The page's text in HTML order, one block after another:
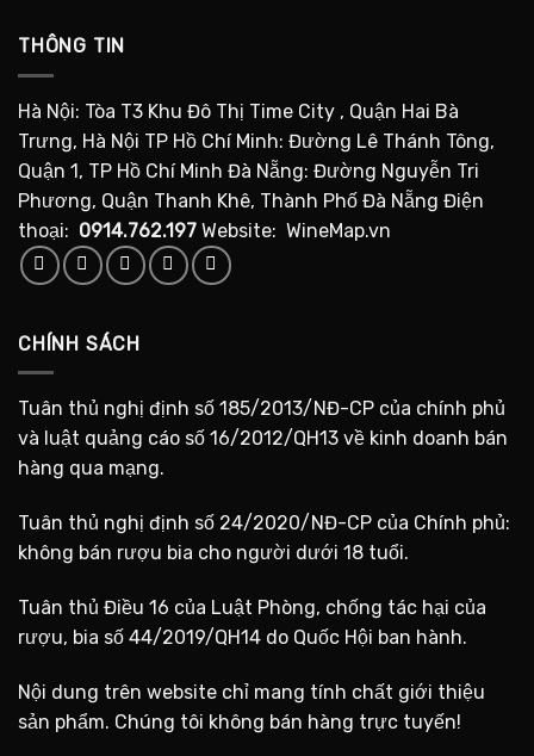
THÔNG TIN
Hà Nội: Tòa T3 Khu Đô Thị Time City , Quận Hai Bà
Trưng, Hà Nội TP Hồ Chí Minh: Đường Lê Thánh Tông,
Quận 1, TP Hồ Chí Minh Đà Nẵng: Đường Nguyễn Tri
Phương, Quận Thanh Khê, Thành Phố Đà Nẵng Điện
thoại: 0914.762.197 Website: WineMap.vn
CHÍNH SÁCH
Tuân thủ nghị định số 185/2013/NĐ-CP của chính phủ
và luật quảng cáo số 16/2012/QH13 về kinh doanh bán
hàng qua mạng.
Tuân thủ nghị định số 24/2020/NĐ-CP của Chính phủ:
không bán rượu bia cho người dưới 18 tuổi.
Tuân thủ Điều 16 của Luật Phòng, chống tác hại của
rượu, bia số 44/2019/QH14 do Quốc Hội ban hành.
Nội dung trên website chỉ mang tính chất giới thiệu
sản phẩm. Chúng tôi không bán hàng trực tuyến!